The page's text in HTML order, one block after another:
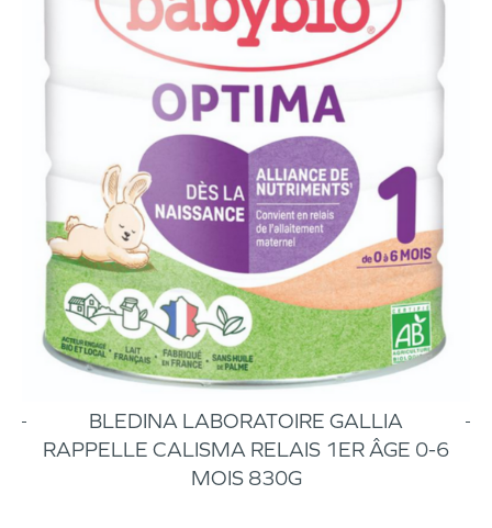
BLEDINA LABORATOIRE GALLIA
RAPPELLE CALISMA RELAIS 1ER ÂGE 0-6
MOIS 830G